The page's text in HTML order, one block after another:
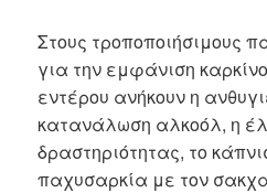
Στους τροποποιήσιμους
για την εμφάνιση
εντέρου ανήκουν η
κατανάλωση αλκοόλ, η
δραστηριότητας, το
παχυσαρκία με τον